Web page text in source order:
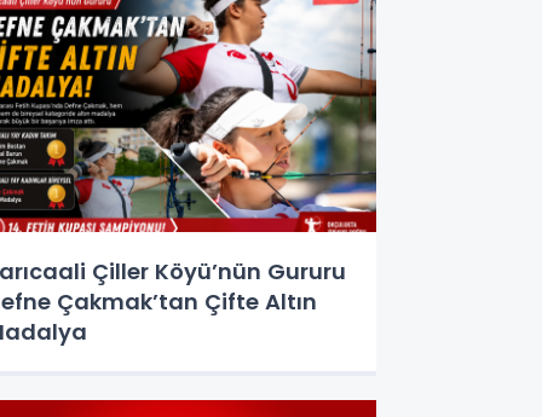
Çiller Köyü’nün Gururu
Çakmak’tan Çifte Altın